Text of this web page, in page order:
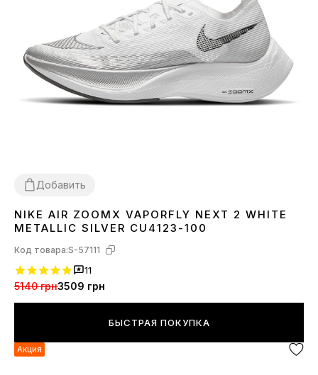
Добавить
45
NIKE AIR ZOOMX VAPORFLY NEXT 2 WHITE
METALLIC SILVER CU4123-100
Код товара:S-57111
11
5140 грн3509 грн
БЫСТРАЯ ПОКУПКА
Акция